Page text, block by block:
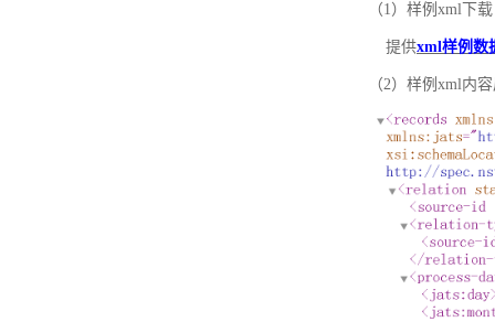
（1）样例xml下载
提供xml样例数
（2）样例xml内